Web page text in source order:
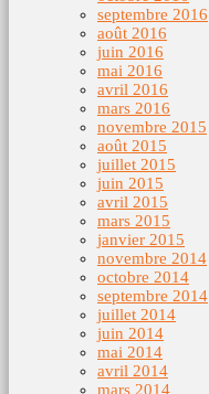
septembre 2016
août 2016
juin 2016
mai 2016
avril 2016
mars 2016
novembre 2015
août 2015
juillet 2015
juin 2015
avril 2015
mars 2015
janvier 2015
novembre 2014
octobre 2014
septembre 2014
juillet 2014
juin 2014
mai 2014
avril 2014
mars 2014